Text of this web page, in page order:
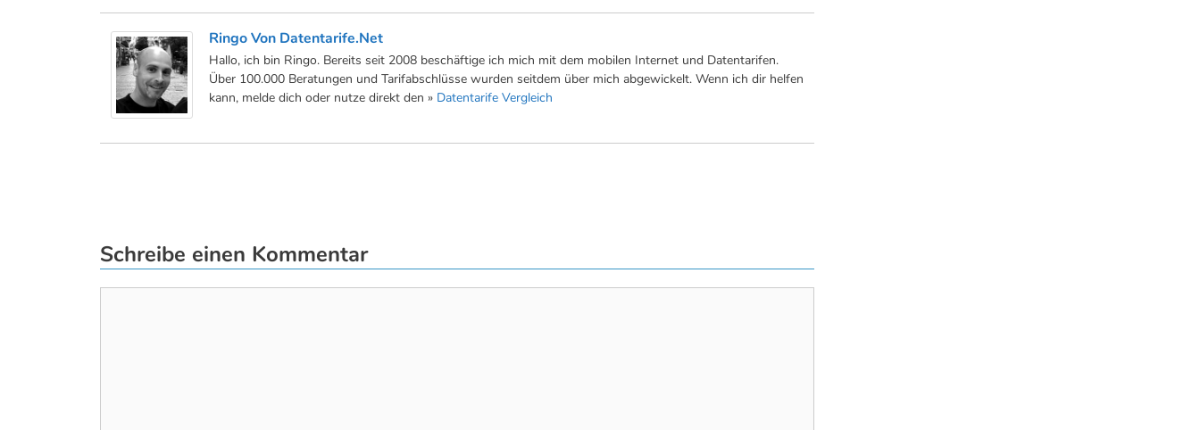
Ringo Von Datentarife.net
Hallo, ich bin Ringo. Bereits seit 2008 beschäftige ich mich mit dem mobilen Internet und Datentarifen.
Über 100.000 Beratungen und Tarifabschlüsse wurden seitdem über mich abgewickelt. Wenn ich dir helfen
kann, melde dich oder nutze direkt den » Datentarife Vergleich
Schreibe einen Kommentar